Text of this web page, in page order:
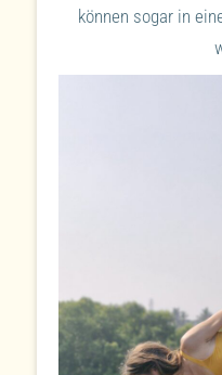
können sogar in